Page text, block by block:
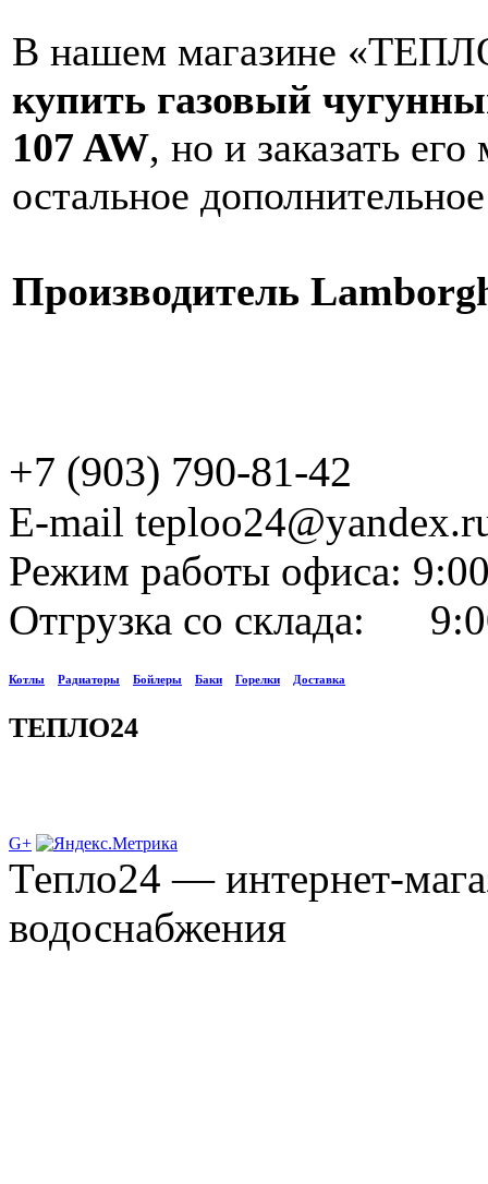
В нашем магазине
купить газовый
107 AW, но и заказать
остальное
Производитель
+7 (903) 790-81-42
E-mail
Режим работы офиса:
Отгрузка со склада:
Котлы Радиаторы Бойлеры Баки Горелки Доставка
ТЕПЛО24
G+
Тепло24 — интернет-
водоснабжения